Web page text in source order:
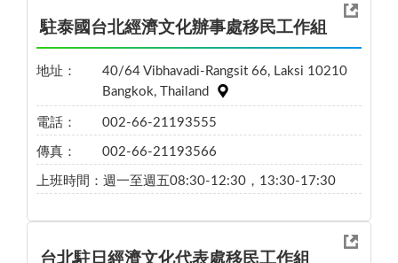
駐泰國台北經濟文化辦事處移民工作組
地址：
40/64 Vibhavadi-Rangsit 66, Laksi 10210
Bangkok, Thailand
電話： 002-66-21193555
傳真： 002-66-21193566
上班時間： 週一至週五08:30-12:30，13:30-17:30
台北駐日經濟文化代表處移民工作組